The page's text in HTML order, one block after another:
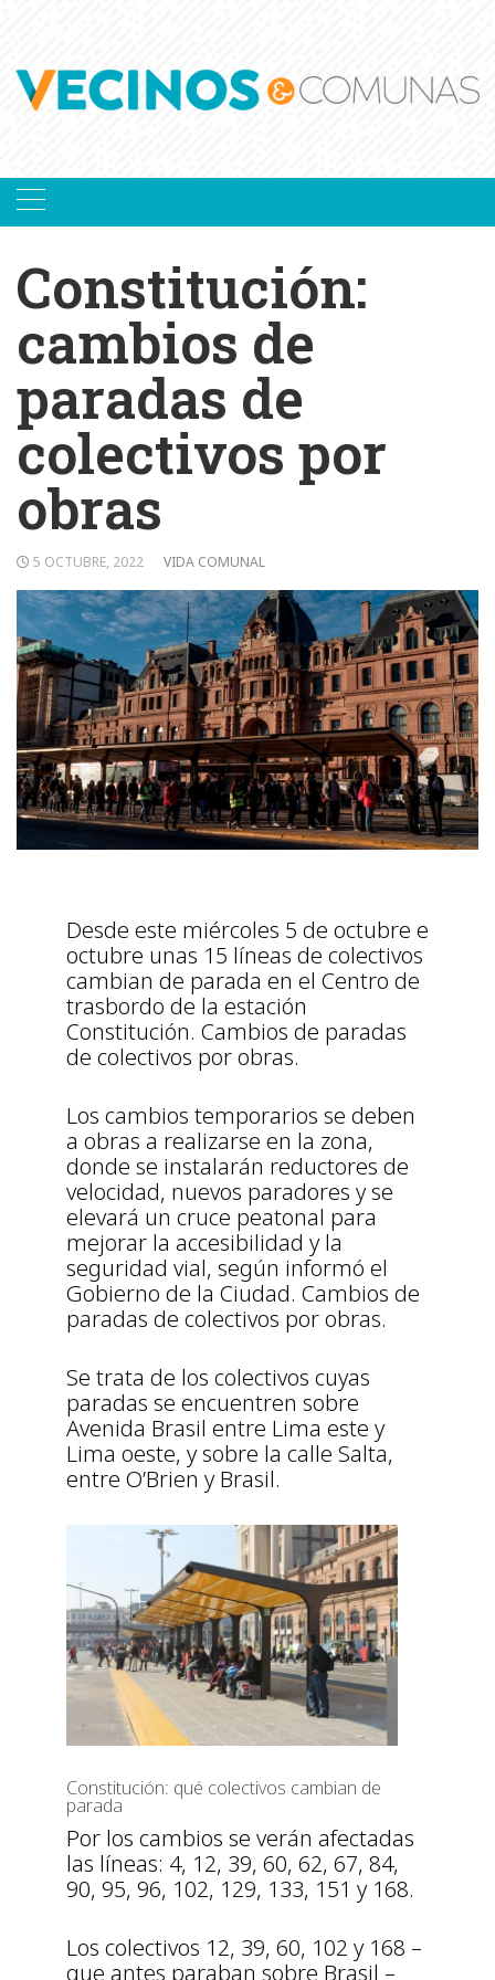
Constitución:
cambios de
paradas de
colectivos por
obras
5 OCTUBRE, 2022 VIDA COMUNAL
Desde este miércoles 5 de octubre e
octubre unas 15 líneas de colectivos
cambian de parada en el Centro de
trasbordo de la estación
Constitución. Cambios de paradas
de colectivos por obras.
Los cambios temporarios se deben
a obras a realizarse en la zona,
donde se instalarán reductores de
velocidad, nuevos paradores y se
elevará un cruce peatonal para
mejorar la accesibilidad y la
seguridad vial, según informó el
Gobierno de la Ciudad. Cambios de
paradas de colectivos por obras.
Se trata de los colectivos cuyas
paradas se encuentren sobre
Avenida Brasil entre Lima este y
Lima oeste, y sobre la calle Salta,
entre O’Brien y Brasil.
Constitución: qué colectivos cambian de
parada
Por los cambios se verán afectadas
las líneas: 4, 12, 39, 60, 62, 67, 84,
90, 95, 96, 102, 129, 133, 151 y 168.
Los colectivos 12, 39, 60, 102 y 168 –
que antes paraban sobre Brasil –